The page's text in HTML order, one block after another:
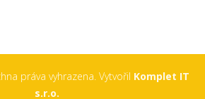
práva vyhrazena. Vytvořil Komplet IT
s.r.o.